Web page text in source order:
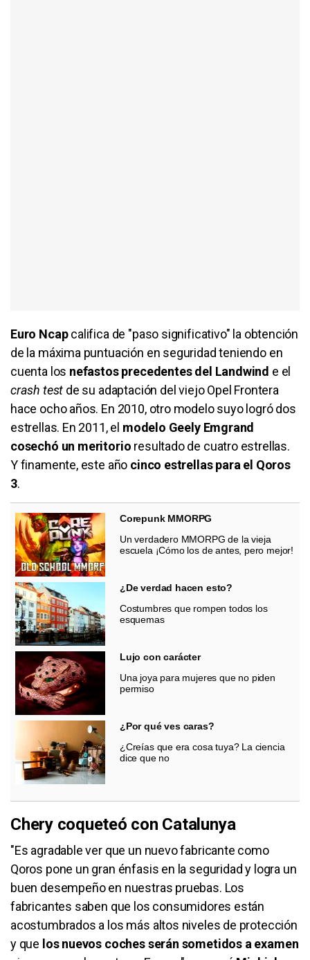
Euro Ncapcalifica de "paso significativo" la obtención
de la máxima puntuación en seguridad teniendo en
cuenta los nefastos precedentes del Landwind e el
crash test de su adaptación del viejo Opel Frontera
hace ocho años. En 2010, otro modelo suyo logró dos
estrellas. En 2011, el modelo Geely Emgrand
cosechó un meritorio resultado de cuatro estrellas.
Y finamente, este año cinco estrellas para el Qoros
3.
Corepunk MMORPG
Un verdadero MMORPG de la vieja
escuela ¡Cómo los de antes, pero mejor!
¿De verdad hacen esto?
Costumbres que rompen todos los
esquemas
Lujo con carácter
Una joya para mujeres que no piden
permiso
¿Por qué ves caras?
¿Creías que era cosa tuya? La ciencia
dice que no
Chery coqueteó con Catalunya
"Es agradable ver que un nuevo fabricante como
Qoros pone un gran énfasis en la seguridad y logra un
buen desempeño en nuestras pruebas. Los
fabricantes saben que los consumidores están
acostumbrados a los más altos niveles de protección
y que los nuevos coches serán sometidos a examen